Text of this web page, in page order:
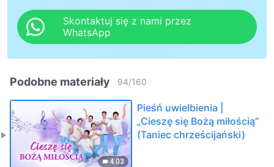
Skontaktuj się z nami przez
WhatsApp
Podobne materiały 94/160
4:03
Pieśń uwielbienia |
„Cieszę się Bożą miłością”
(Taniec chrześcijański)